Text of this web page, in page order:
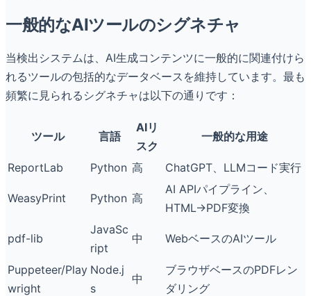
一般的なAIツールのシグネチャ
当検出システムは、AI生成コンテンツに一般的に関連付けら
れるツールの包括的なデータベースを維持しています。最も
頻繁に見られるシグネチャは以下の通りです：
ツール 言語
AIリ
スク
一般的な用途
ReportLab Python 高 ChatGPT、LLMコード実行
WeasyPrint Python 高
AI APIパイプライン、
HTML→PDF変換
pdf-lib
JavaSc
ript
中 WebベースのAIツール
Puppeteer/Play
wright
Node.j
s
中
ブラウザベースのPDFレン
ダリング